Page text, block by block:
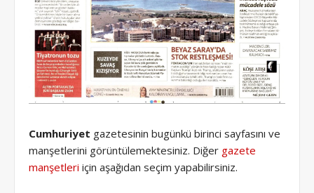
Cumhuriyet gazetesinin bugünkü birinci sayfasını ve
manşetlerini görüntülemektesiniz. Diğer gazete
manşetleri için aşağıdan seçim yapabilirsiniz.